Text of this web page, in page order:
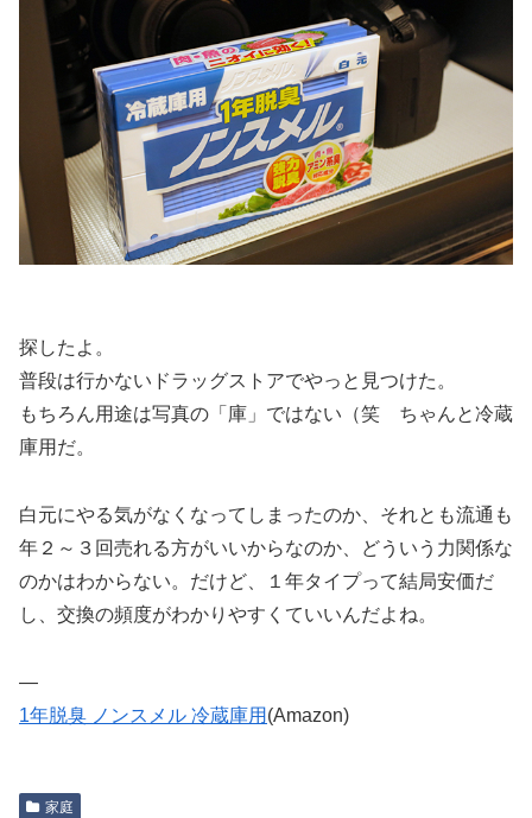
探したよ。
普段は行かないドラッグストアでやっと見つけた。
もちろん用途は写真の「庫」ではない（笑 ちゃんと冷蔵
庫用だ。
白元にやる気がなくなってしまったのか、それとも流通も
年２～３回売れる方がいいからなのか、どういう力関係な
のかはわからない。だけど、１年タイプって結局安価だ
し、交換の頻度がわかりやすくていいんだよね。
—
1年脱臭 ノンスメル 冷蔵庫用 (Amazon)
家庭